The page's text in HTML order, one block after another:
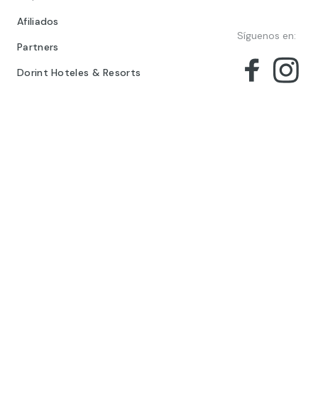
Afiliados
Partners
Dorint Hoteles & Resorts
Síguenos en: